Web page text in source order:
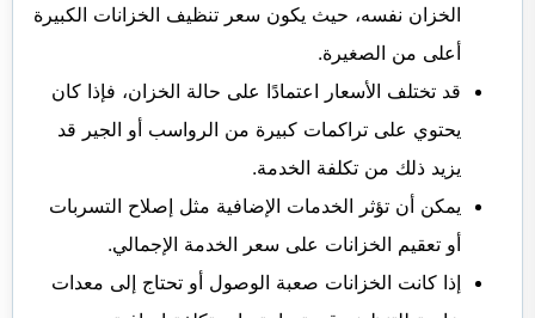
الخزان نفسه، حيث يكون سعر تنظيف الخزانات الكبيرة
أعلى من الصغيرة.
قد تختلف الأسعار اعتمادًا على حالة الخزان، فإذا كان
يحتوي على تراكمات كبيرة من الرواسب أو الجير قد
يزيد ذلك من تكلفة الخدمة.
يمكن أن تؤثر الخدمات الإضافية مثل إصلاح التسربات
أو تعقيم الخزانات على سعر الخدمة الإجمالي.
إذا كانت الخزانات صعبة الوصول أو تحتاج إلى معدات